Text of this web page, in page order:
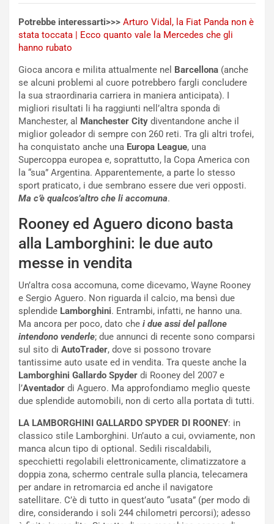
Potrebbe interessarti>>> Arturo Vidal, la Fiat Panda non è
stata toccata | Ecco quanto vale la Mercedes che gli
hanno rubato
Gioca ancora e milita attualmente nel Barcellona (anche
se alcuni problemi al cuore potrebbero fargli concludere
la sua straordinaria carriera in maniera anticipata). I
migliori risultati li ha raggiunti nell’altra sponda di
Manchester, al Manchester City diventandone anche il
miglior goleador di sempre con 260 reti. Tra gli altri trofei,
ha conquistato anche una Europa League, una
Supercoppa europea e, soprattutto, la Copa America con
la “sua” Argentina. Apparentemente, a parte lo stesso
sport praticato, i due sembrano essere due veri opposti.
Ma c’è qualcos’altro che li accomuna.
Rooney ed Aguero dicono basta
alla Lamborghini: le due auto
messe in vendita
Un’altra cosa accomuna, come dicevamo, Wayne Rooney
e Sergio Aguero. Non riguarda il calcio, ma bensì due
splendide Lamborghini. Entrambi, infatti, ne hanno una.
Ma ancora per poco, dato che i due assi del pallone
intendono venderle; due annunci di recente sono comparsi
sul sito di AutoTrader, dove si possono trovare
tantissime auto usate ed in vendita. Tra queste anche la
Lamborghini Gallardo Spyder di Rooney del 2007 e
l’Aventador di Aguero. Ma approfondiamo meglio queste
due splendide automobili, non di certo alla portata di tutti.
LA LAMBORGHINI GALLARDO SPYDER DI ROONEY: in
classico stile Lamborghini. Un’auto a cui, ovviamente, non
manca alcun tipo di optional. Sedili riscaldabili,
specchietti regolabili elettronicamente, climatizzatore a
doppia zona, schermo centrale sulla plancia, telecamera
per andare in retromarcia ed anche il navigatore
satellitare. C’è di tutto in quest’auto “usata” (per modo di
dire, considerando i soli 244 chilometri percorsi); adesso
s
c
e
u
N
u
o
v
o
R
e
c
o
d
M
o
n
d
a
e
V
a
g
o
p
ù
L
u
NOTIZIE
C
o
n
e
m
a
o
O
a
o
d
P
a
e
n
z
a
d
e
G